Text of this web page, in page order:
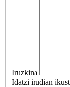
Iruzkina
Idatzi irudian